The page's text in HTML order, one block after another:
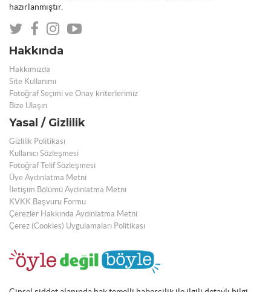
hazırlanmıştır.
Hakkında
Hakkımızda
Site Kullanımı
Fotoğraf Seçimi ve Onay kriterlerimiz
Bize Ulaşın
Yasal / Gizlilik
Gizlilik Politikası
Kullanıcı Sözleşmesi
Fotoğraf Telif Sözleşmesi
Üye Aydınlatma Metni
İletişim Bölümü Aydınlatma Metni
KVKK Başvuru Formu
Çerezler Hakkında Aydınlatma Metni
Çerez (Cookies) Uygulamaları Politikası